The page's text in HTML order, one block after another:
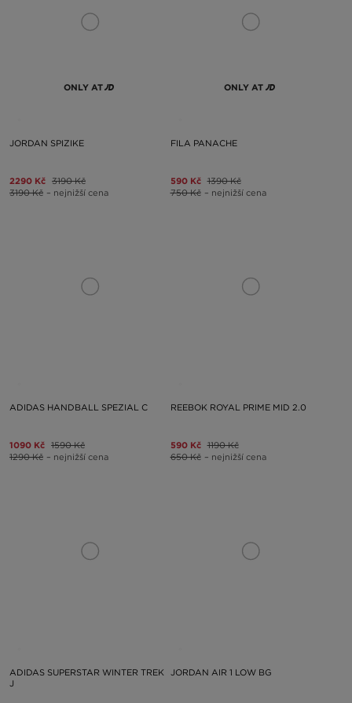
ONLY AT
JORDAN SPIZIKE
2290 Kč 3190 Kč
3190 Kč – nejnižší cena
ONLY AT
FILA PANACHE
590 Kč 1390 Kč
750 Kč – nejnižší cena
ADIDAS HANDBALL SPEZIAL C
1090 Kč 1590 Kč
1290 Kč – nejnižší cena
REEBOK ROYAL PRIME MID 2.0
590 Kč 1190 Kč
650 Kč – nejnižší cena
ADIDAS SUPERSTAR WINTER TREK
J
JORDAN AIR 1 LOW BG